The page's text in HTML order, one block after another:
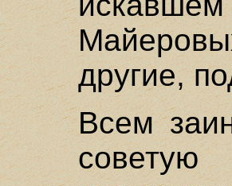
другие,
Всем